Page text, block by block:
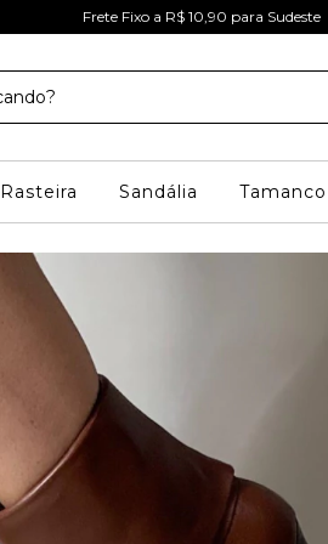
Frete Fixo a R$ 10,90 para Sudeste
Rasteira Sandália Tamanco